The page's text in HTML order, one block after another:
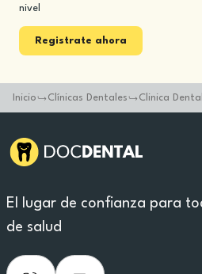
nivel
Registrate ahora
Inicio Clínicas Dentales Clinica
El lugar de confianza para
de salud